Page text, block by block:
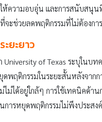
ความอบอุ่น และการสนับสนุ
จะช่วยลดพฤติกรรมที่ไม่ต้องก
ยะยาว
University of Texas ระบุใน
พฤติกรรมในระยะสั้นหลังจา
ม่ได้อยู่ใกล้ๆ การใช้เทคนิคด้า
ารหยุดพฤติกรรมไม่พึงประสงค์